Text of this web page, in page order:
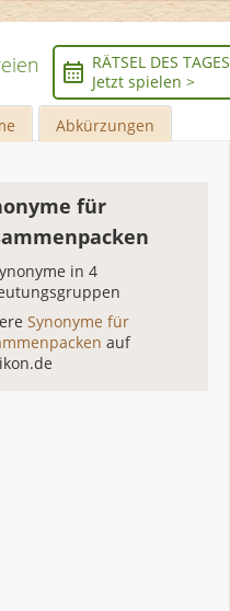
RÄTSEL DES TAGES
Jetzt spielen >
Abkürzungen
für
in 4
Synonyme für
auf